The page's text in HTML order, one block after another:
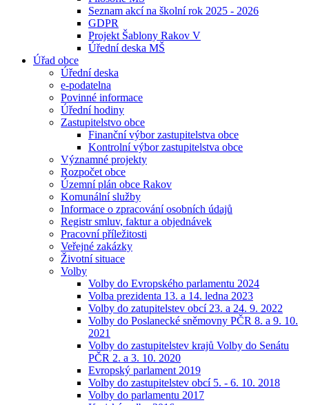
Seznam akcí na školní rok 2025 - 2026
GDPR
Projekt Šablony Rakov V
Úřední deska MŠ
Úřad obce
Úřední deska
e-podatelna
Povinné informace
Úřední hodiny
Zastupitelstvo obce
Finanční výbor zastupitelstva obce
Kontrolní výbor zastupitelstva obce
Významné projekty
Rozpočet obce
Územní plán obce Rakov
Komunální služby
Informace o zpracování osobních údajů
Registr smluv, faktur a objednávek
Pracovní příležitosti
Veřejné zakázky
Životní situace
Volby
Volby do Evropského parlamentu 2024
Volba prezidenta 13. a 14. ledna 2023
Volby do zatupitelstev obcí 23. a 24. 9. 2022
Volby do Poslanecké sněmovny PČR 8. a 9. 10.
2021
Volby do zastupitelstev krajů Volby do Senátu
PČR 2. a 3. 10. 2020
Evropský parlament 2019
Volby do zastupitelstev obcí 5. - 6. 10. 2018
Volby do parlamentu 2017